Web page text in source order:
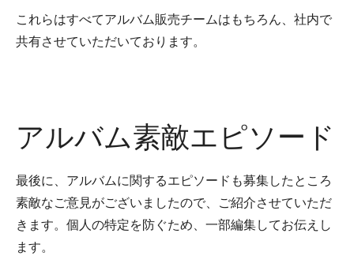
これらはすべてアルバム販売チームはもちろん、社内で
共有させていただいております。
アルバム素敵エピソード
最後に、アルバムに関するエピソードも募集したところ
素敵なご意見がございましたので、ご紹介させていただ
きます。個人の特定を防ぐため、一部編集してお伝えし
ます。